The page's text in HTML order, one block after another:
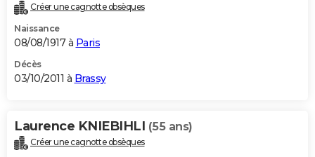
Créer une cagnotte obsèques
Naissance
08/08/1917 à Paris
Décès
03/10/2011 à Brassy
Laurence KNIEBIHLI (55 ans)
Créer une cagnotte obsèques